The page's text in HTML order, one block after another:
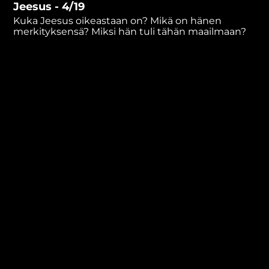
minutes,
58
seconds
Jeesus - 4/19
Kuka Jeesus oikeastaan on? Mikä on hänen
merkityksensä? Miksi hän tuli tähän maailmaan?